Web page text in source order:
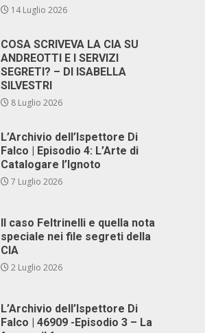
14 Luglio 2026
COSA SCRIVEVA LA CIA SU
ANDREOTTI E I SERVIZI
SEGRETI? – DI ISABELLA
SILVESTRI
8 Luglio 2026
L’Archivio dell’Ispettore Di
Falco | Episodio 4: L’Arte di
Catalogare l’Ignoto
7 Luglio 2026
Il caso Feltrinelli e quella nota
speciale nei file segreti della
CIA
2 Luglio 2026
L’Archivio dell’Ispettore Di
Falco | 46909 -Episodio 3 – La